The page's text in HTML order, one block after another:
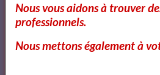
Norwegian
Finnish
Nous vous aidons à trouver
professionnels.
Nous mettons également à